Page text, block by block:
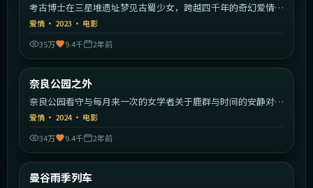
考古博士在三星堆遗址梦见古蜀少女，跨越四千年的奇幻爱情就
此展开。
爱情 · 2023 · 电影
35万
9.4千 2年前
热门
奈良公园之外
奈良公园看守与每月来一次的女学者关于鹿群与时间的安静对
话。
爱情 · 2024· 电影
34万
9.4千 2年前
热门
曼谷雨季列车